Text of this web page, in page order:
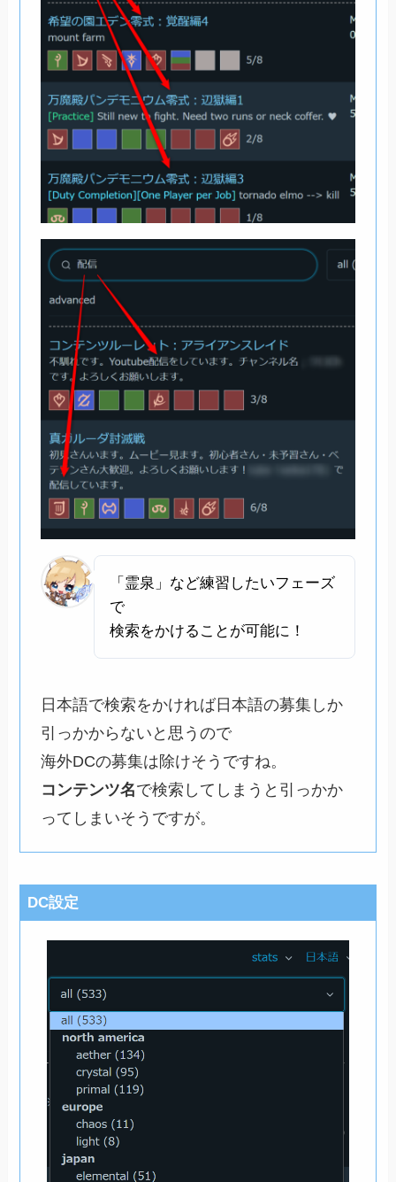
「霊泉」など練習したいフェーズ
で
検索をかけることが可能に！
日本語で検索をかければ日本語の募集しか
引っかからないと思うので
海外DCの募集は除けそうですね。
コンテンツ名で検索してしまうと引っかか
ってしまいそうですが。
DC設定